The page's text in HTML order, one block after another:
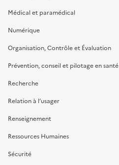
Médical et paramédical
Numérique
Organisation, Contrôle et Évaluation
Prévention, conseil et pilotage en santé
Recherche
Relation à l’usager
Renseignement
Ressources Humaines
Sécurité